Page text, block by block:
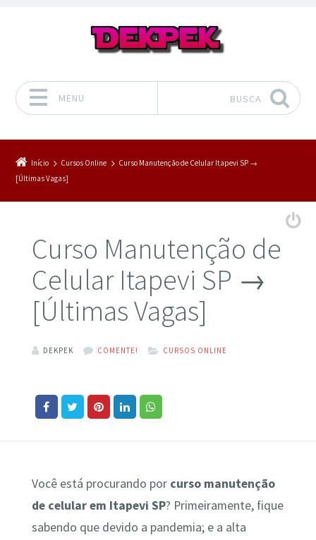
MENU BUSCA
Início Cursos Online
Curso Manutenção de Celular Itapevi SP →
[Últimas Vagas]
Curso Manutenção de
Celular Itapevi SP →
[Últimas Vagas]
DEKPEK COMENTE! CURSOS ONLINE
Você está procurando por curso manutenção
de celular em Itapevi SP? Primeiramente, fique
sabendo que devido a pandemia; e a alta